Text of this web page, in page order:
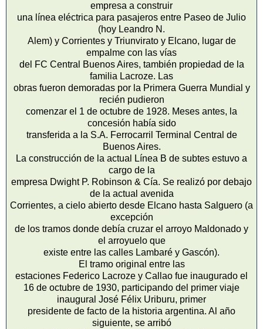
empresa a construir
una línea eléctrica para pasajeros entre Paseo de Julio
(hoy Leandro N.
Alem) y Corrientes y Triunvirato y Elcano, lugar de
empalme con las vías
del FC Central Buenos Aires, también propiedad de la
familia Lacroze. Las
obras fueron demoradas por la Primera Guerra Mundial y
recién pudieron
comenzar el 1 de octubre de 1928. Meses antes, la
concesión había sido
transferida a la S.A. Ferrocarril Terminal Central de
Buenos Aires.
La construcción de la actual Línea B de subtes estuvo a
cargo de la
empresa Dwight P. Robinson & Cía. Se realizó por debajo
de la actual avenida
Corrientes, a cielo abierto desde Elcano hasta Salguero (a
excepción
de los tramos donde debía cruzar el arroyo Maldonado y
el arroyuelo que
existe entre las calles Lambaré y Gascón).
El tramo original entre las
estaciones Federico Lacroze y Callao fue inaugurado el
16 de octubre de 1930, participando del primer viaje
inaugural José Félix Uriburu, primer
presidente de facto de la historia argentina. Al año
siguiente, se arribó